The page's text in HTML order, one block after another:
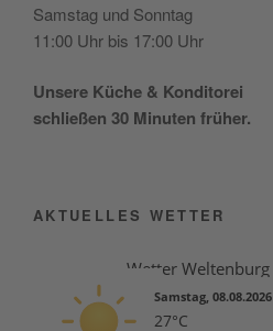
Sams­tag und Sonntag
11:00 Uhr bis 17:00 Uhr
Unse­re Küche & Konditorei
schlie­ßen 30 Minu­ten früher.
AKTUELLES WETTER
Wetter Weltenburg
Samstag, 08.08.2026
27°C